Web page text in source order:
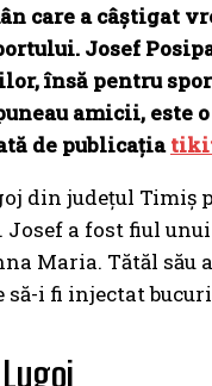
care a câștigat
Josef
însă pentru
amicii, este
de publicația
din județul Timiș
a fost fiul
Maria. Tătăl
să-i fi injectat